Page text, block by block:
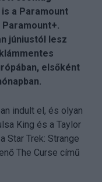
a Paramount
júniustól lesz
elsőként
indult el, és olyan
King és a Taylor
Star Trek: Strange
The Curse című